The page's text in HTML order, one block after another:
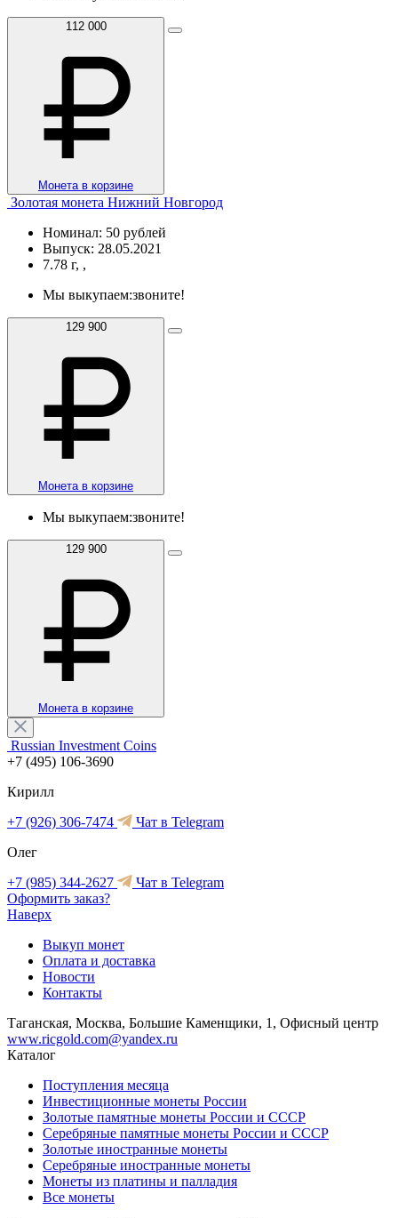
112 000
Монета в корзине
Золотая монета Нижний Новгород
Номинал: 50 рублей
Выпуск: 28.05.2021
7.78 г, ,
Мы выкупаем:звоните!
129 900
Монета в корзине
Мы выкупаем:звоните!
129 900
Монета в корзине
Russian Investment Coins
+7 (495) 106-3690
Кирилл
+7 (926) 306-7474
Чат в Telegram
Олег
+7 (985) 344-2627
Чат в Telegram
Оформить заказ?
Наверх
Выкуп монет
Оплата и доставка
Новости
Контакты
Таганская, Москва, Большие Каменщики, 1, Офисный центр
www.ricgold.com@yandex.ru
Каталог
Поступления месяца
Инвестиционные монеты России
Золотые памятные монеты России и СССР
Серебряные памятные монеты России и СССР
Золотые иностранные монеты
Серебряные иностранные монеты
Монеты из платины и палладия
Все монеты